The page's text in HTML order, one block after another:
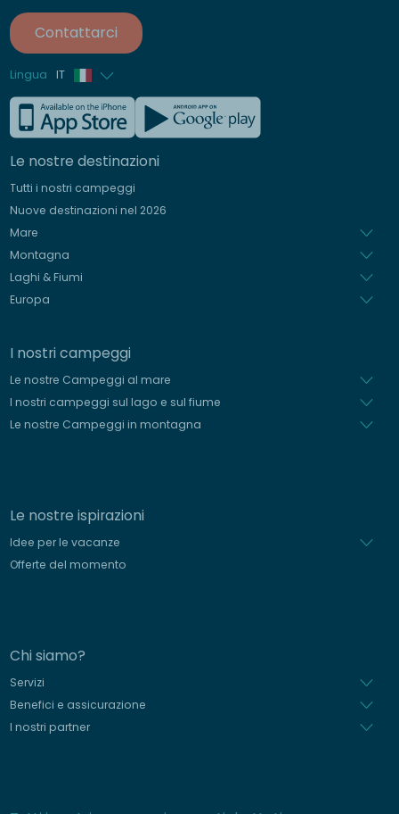
Contattarci
Lingua IT
Francese
Inglese
Tedesco
Spagnolo
Le nostre destinazioni
Tutti i nostri campeggi
Nuove destinazioni nel 2026
Mare
Montagna
Laghi & Fiumi
Europa
I nostri campeggi
Le nostre Campeggi al mare
I nostri campeggi sul lago e sul fiume
Le nostre Campeggi in montagna
Le nostre ispirazioni
Idee per le vacanze
Offerte del momento
Chi siamo?
Servizi
Benefici e assicurazione
I nostri partner